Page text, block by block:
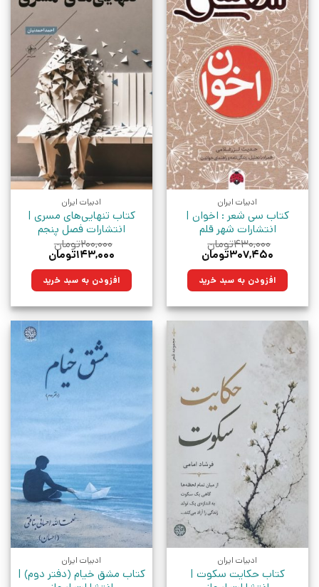
ادبیات ایران
کتاب سی شعر : اخوان |
انتشارات شهر قلم
۴۳۰,۰۰۰تومان
قیمت
۴۳۰,۰۰۰تومان
بود.
۳۰۷,۴۵۰تومان
۳۰۷,۴۵۰تومان.افزودن به سبد خرید
ادبیات ایران
کتاب تنهایی‌های مسری |
انتشارات فصل پنجم
۲۰۰,۰۰۰تومان
قیمت
۲۰۰,۰۰۰تومان
بود.
۱۴۳,۰۰۰تومان
۱۴۳,۰۰۰تومان.افزودن به سبد خرید
ادبیات ایران
کتاب حکایت سکوت |
ادبیات ایران
کتاب مشق خیام (دفتر دوم) |